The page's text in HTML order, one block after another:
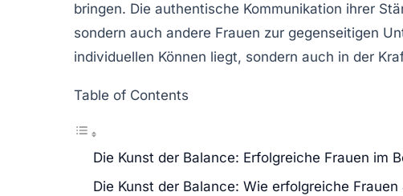
bringen. Die authentische Kommunikation ihrer
sondern auch andere Frauen zur gegenseitigen
individuellen Können liegt, sondern auch in der
Table of Contents
Die Kunst der Balance: Erfolgreiche Frauen im
Die Kunst der Balance: Wie erfolgreiche